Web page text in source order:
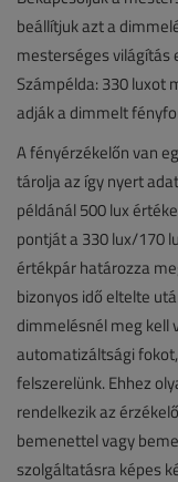
beállítjuk azt a
mesterséges világítás
Számpélda: 330 luxot
adják a dimmelt
A fényérzékelőn van
tárolja az így nyert
példánál 500 lux
pontját a 330 lux/170
értékpár határozza
bizonyos idő eltelte
dimmelésnél meg kell
automatizáltsági
felszerelünk. Ehhez
rendelkezik az
bemenettel vagy
szolgáltatásra képes